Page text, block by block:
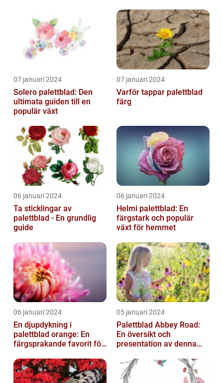
07 januari 2024
Solero palettblad: Den
ultimata guiden till en
populär växt
07 januari 2024
Varför tappar palettblad
färg
06 januari 2024
Ta sticklingar av
palettblad - En grundlig
guide
06 januari 2024
Helmi palettblad: En
färgstark och populär
växt för hemmet
06 januari 2024
En djupdykning i
palettblad orange: En
färgsprakande favorit för
05 januari 2024
Palettblad Abbey Road:
En översikt och
presentation av denna